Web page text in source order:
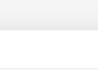
jätekeskuksilla
ovat tarttuneet